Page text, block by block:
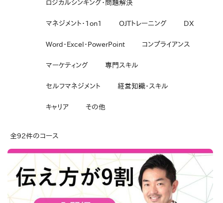
ロジカルシンキング・問題解決
マネジメント・1on1 OJTトレーニング DX
Word・Excel・PowerPoint コンプライアンス
マーケティング 専門スキル
セルフマネジメント 経営知識・スキル
キャリア その他
全92件のコース